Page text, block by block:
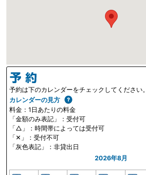
予約は下のカレンダーをチェックしてください。
カレンダーの見方
料金：1日あたりの料金
「金額のみ表記」：受付可
「△」：時間帯によっては受付可
「✕」：受付不可
「灰色表記」：非貸出日
2026年8月